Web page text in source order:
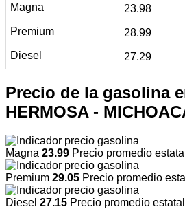
23.98
28.99
27.29
Precio de la gasolina
HERMOSA -
Magna 23.99 Precio promedio estatal
Premium 29.05 Precio promedio
Diesel 27.15 Precio promedio estatal